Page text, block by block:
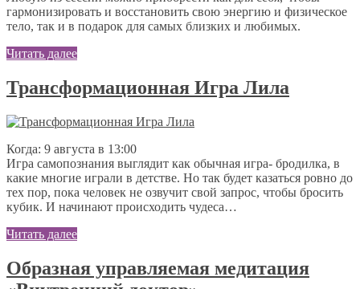
гармонизировать и восстановить свою энергию и физическое
тело, так и в подарок для самых близких и любимых.
Читать далее
Трансформационная Игра Лила
Когда: 9 августа в 13:00
Игра самопознания выглядит как обычная игра- бродилка, в
какие многие играли в детстве. Но так будет казаться ровно до
тех пор, пока человек не озвучит свой запрос, чтобы бросить
кубик. И начинают происходить чудеса…
Читать далее
Образная управляемая медитация